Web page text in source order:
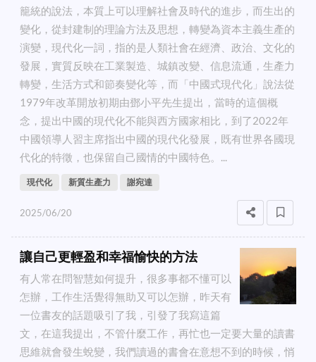
籠統的說法，本質上可以理解社會及時代的進步，而生出的
變化，從封建制的理論方法及思想，轉變為資本主義生產的
演變，現代化一詞，指的是人類社會在經濟、政治、文化的
發展，實質反映在工業製造、城鎮改變、信息流通，生產力
轉變，生活方式和節奏變化等，而「中國式現代化」說法從
1979年改革開放初期由鄧小平先生提出，當時的這個概
念，提出中國的現代化不能與西方國家相比，到了2022年
中國領導人習主席指出中國的現代化發展，既有世界各國現
代化的特徵，也保留自己國情的中國特色。...
現代化 新質生產力 謝宛達
2025/06/20
讓自己更輕盈和幸福愉快的方法
有人常在問智慧如何提升，很多事都不懂可以
怎辦，工作生活覺得無助又可以怎辦，昨天有
一位書友的話題吸引了我，引發了我寫這篇
文，在這我提出，不管什麼工作，再忙也一定要大量的讀書
思維就會發生蛻變，我們讀過的書會在意想不到的時候，悄